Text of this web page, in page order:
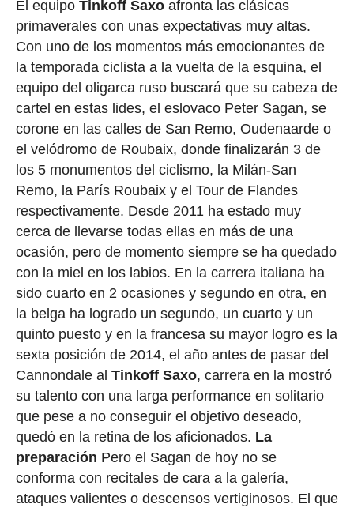
El equipo Tinkoff Saxo afronta las clásicas
primaverales con unas expectativas muy altas.
Con uno de los momentos más emocionantes de
la temporada ciclista a la vuelta de la esquina, el
equipo del oligarca ruso buscará que su cabeza de
cartel en estas lides, el eslovaco Peter Sagan, se
corone en las calles de San Remo, Oudenaarde o
el velódromo de Roubaix, donde finalizarán 3 de
los 5 monumentos del ciclismo, la Milán-San
Remo, la París Roubaix y el Tour de Flandes
respectivamente. Desde 2011 ha estado muy
cerca de llevarse todas ellas en más de una
ocasión, pero de momento siempre se ha quedado
con la miel en los labios. En la carrera italiana ha
sido cuarto en 2 ocasiones y segundo en otra, en
la belga ha logrado un segundo, un cuarto y un
quinto puesto y en la francesa su mayor logro es la
sexta posición de 2014, el año antes de pasar del
Cannondale al Tinkoff Saxo, carrera en la mostró
su talento con una larga performance en solitario
que pese a no conseguir el objetivo deseado,
quedó en la retina de los aficionados. La
preparación Pero el Sagan de hoy no se
conforma con recitales de cara a la galería,
ataques valientes o descensos vertiginosos. El que